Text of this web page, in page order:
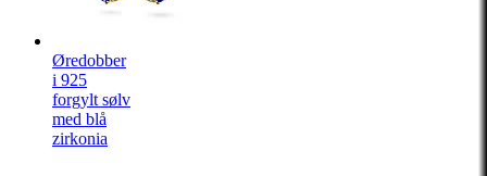
Øredobber
i 925
forgylt sølv
med blå
zirkonia